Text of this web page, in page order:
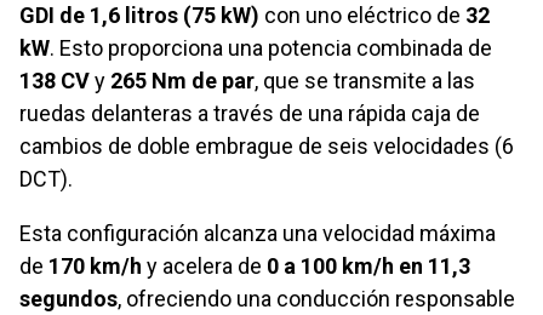
GDI de 1,6 litros (75 kW) con uno eléctrico de 32
kW. Esto proporciona una potencia combinada de
138 CVy 265 Nm de par, que se transmite a las
ruedas delanteras a través de una rápida caja de
cambios de doble embrague de seis velocidades (6
DCT).
Esta configuración alcanza una velocidad máxima
de 170 km/h y acelera de 0 a 100 km/h en 11,3
segundos, ofreciendo una conducción responsable